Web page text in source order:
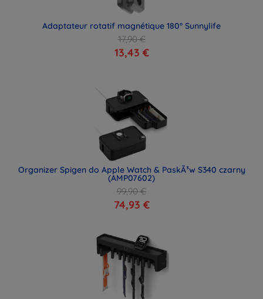
Adaptateur rotatif magnétique 180° Sunnylife
17,90 €
13,43 €
Organizer Spigen do Apple Watch & PaskÃ³w S340 czarny
(AMP07602)
99,90 €
74,93 €